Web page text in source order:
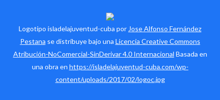
Logotipo isladelajuventud-cuba por Jose Alfonso Fernández
Pestana se distribuye bajo una Licencia Creative Commons
Atribución-NoComercial-SinDerivar 4.0 Internacional Basada en
una obra en https://isladelajuventud-cuba.com/wp-
content/uploads/2017/02/logoc.jpg